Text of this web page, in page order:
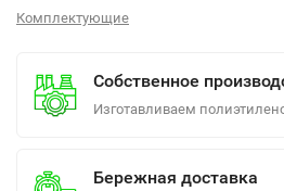
Комплектующие
Собственное
Изготавливаем
Бережная доставка